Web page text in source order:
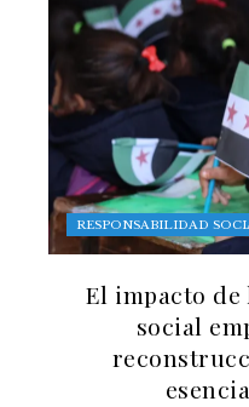
RESPONSABILIDAD
El impacto
social